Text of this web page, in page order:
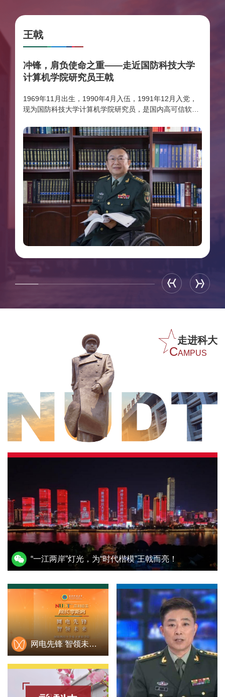
学讲师，导师龙兴武教授）、徐纪鹏（现为纳米团队讲
师，导师朱志宏教授）、硕士毕业生纪鈜腾（导师谭中奇
教授）为论文共同第一作者，毛元昊、徐纪鹏和理学院教
授景辉担任共同通讯作者，其他作者还包括谭中奇、全豫
川、黄然等。该成果受到国家科技重大专项、国家自然科
学基金、学校自主科研基金项目等计划支持。
王戟
冲锋，肩负使命之重——走近国防科技大学
计算机学院研究员王戟
1969年11月出生，1990年4月入伍，1991年12月入党，
现为国防科技大学计算机学院研究员，是国内高可信软件
1995年博士毕业后留校工作，2013年突发主动脉夹层导
致双下肢高位截肢，2021年起因肾脏衰竭每周需进行多次
血液透析。先后荣立个人二等功1次、三等功2次，2025年
获评“全国自强模范”，其家庭被评为“全国文明家庭”。
走进科大
CAMPUS
“一江两岸”灯光，为“时代楷模”王戟而亮！
网电先锋 智领未来——电子对抗学院韩筑春院长